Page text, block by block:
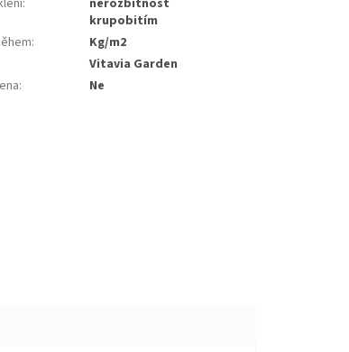
krupobitím
:
kg/m2
Vitavia Garden
: ne